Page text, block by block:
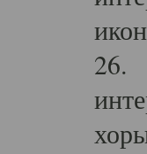
26.